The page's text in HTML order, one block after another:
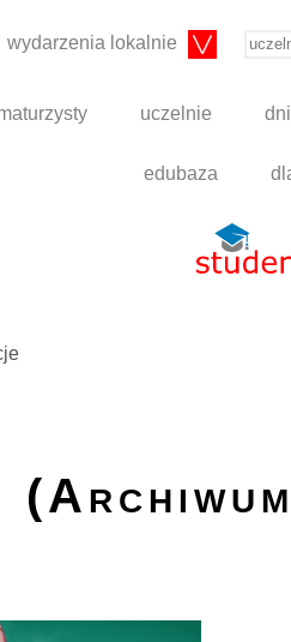
wydarzenia lokalnie
uczelnie
edubaza